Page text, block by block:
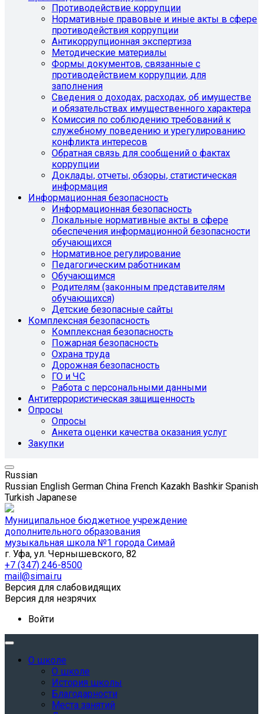
Противодействие коррупции
Нормативные правовые и иные акты в сфере
противодействия коррупции
Антикоррупционная экспертиза
Методические материалы
Формы документов, связанные с
противодействием коррупции, для
заполнения
Сведения о доходах, расходах, об имуществе
и обязательствах имущественного характера
Комиссия по соблюдению требований к
служебному поведению и урегулированию
конфликта интересов
Обратная связь для сообщений о фактах
коррупции
Доклады, отчеты, обзоры, статистическая
информация
Информационная безопасность
Информационная безопасность
Локальные нормативные акты в сфере
обеспечения информационной безопасности
обучающихся
Нормативное регулирование
Педагогическим работникам
Обучающимся
Родителям (законным представителям
обучающихся)
Детские безопасные сайты
Комплексная безопасность
Комплексная безопасность
Пожарная безопасность
Охрана труда
Дорожная безопасность
ГО и ЧС
Работа с персональными данными
Антитеррористическая защищенность
Опросы
Опросы
Анкета оценки качества оказания услуг
Закупки
Russian
Russian English German China French Kazakh Bashkir Spanish
Turkish Japanese
Муниципальное бюджетное учреждение
дополнительного образования
музыкальная школа №1 города Симай
г. Уфа, ул. Чернышевского, 82
+7 (347) 246-8500
mail@simai.ru
Версия для слабовидящих
Версия для незрячих
Войти
О школе
О школе
История школы
Благодарности
Места занятий